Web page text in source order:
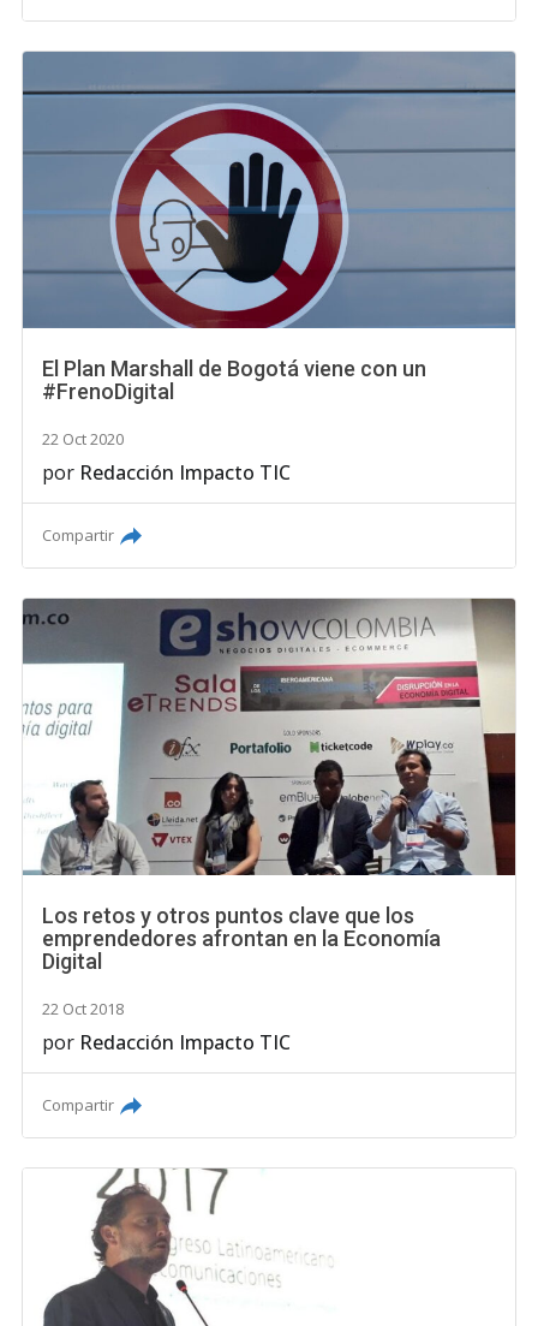
El Plan Marshall de Bogotá viene con un
#FrenoDigital
22 Oct 2020
por Redacción Impacto TIC
Compartir
Los retos y otros puntos clave que los
emprendedores afrontan en la Economía
Digital
22 Oct 2018
por Redacción Impacto TIC
Compartir